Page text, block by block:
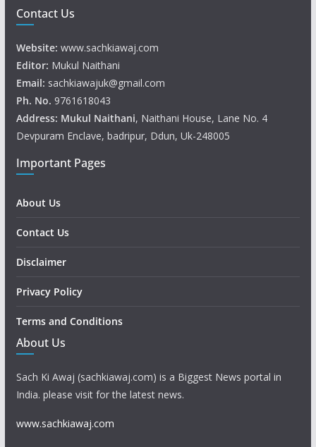
Contact Us
Website: www.sachkiawaj.com
Editor: Mukul Naithani
Email: sachkiawajuk@gmail.com
Ph. No. 9761618043
Address: Mukul Naithani, Naithani House, Lane No. 4
Devpuram Enclave, badripur, Ddun, Uk-248005
Important Pages
About Us
Contact Us
Disclaimer
Privacy Policy
Terms and Conditions
About Us
Sach Ki Awaj (sachkiawaj.com) is a Biggest News portal in
India. please visit for the latest news.
www.sachkiawaj.com